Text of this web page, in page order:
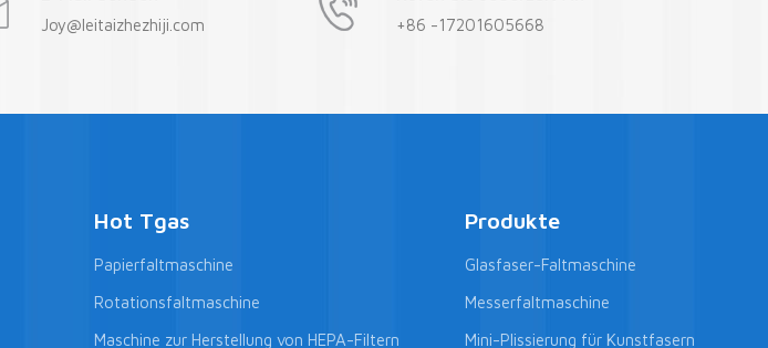
Joy@leitaizhezhiji.com +86 -17201605668
Hot Tgas
Papierfaltmaschine
Rotationsfaltmaschine
Maschine zur Herstellung von HEPA-Filtern
Produkte
Glasfaser-Faltmaschine
Messerfaltmaschine
Mini-Plissierung für Kunstfasern